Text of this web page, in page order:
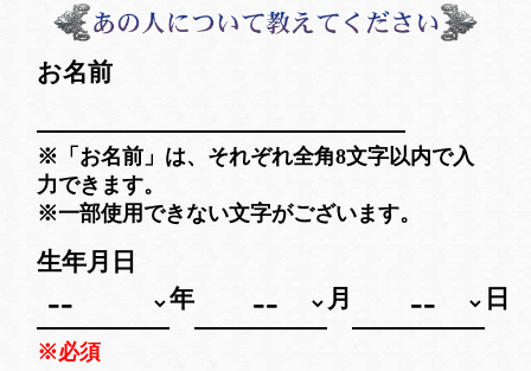
お名前
※「お名前」は、それぞれ全角8文字以内で入
力できます。
※一部使用できない文字がございます。
生年月日
年
月 日
※必須